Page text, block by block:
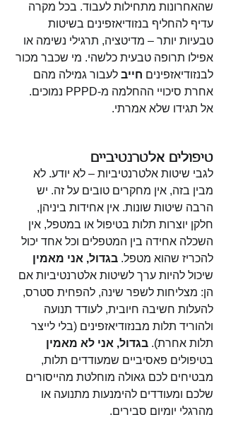
שהאחרונות מתחילות לעבוד. בכל מקרה
עדיף להחליף בנזודיאזפינים בשיטות
טבעיות יותר – מדיטציה, תרגילי נשימה או
אפילו תרופה טבעית כלשהי. מי שכבר מכור
לבנזודיאזפינים חייב לעבור גמילה מהם
אחרת סיכויי ההחלמה מ-PPPD נמוכים.
אל תגידו שלא אמרתי.
טיפולים אלטרנטיביים
לגבי שיטות אלטרנטיביות – לא יודע. לא
מבין בזה, אין מחקרים טובים על זה. יש
הרבה שיטות שונות. אין אחידות ביניהן,
חלקן יוצרות תלות בטיפול או במטפל, אין
השכלה אחידה בין המטפלים וכל אחד יכול
להכריז שהוא מטפל. בגדול, אני מאמין
שיכול להיות ערך לשיטות אלטרנטיביות אם
הן: מצליחות לשפר שינה, להפחית סטרס,
להעלות חשיבה חיובית, לעודד תנועה
ולהוריד תלות מבנזודיאזפינים (בלי לייצר
תלות אחרת). בגדול, אני לא מאמין
בטיפולים פאסיביים שמעודדים תלות,
מבטיחים לכם גאולה מוחלטת מהייסורים
שלכם ומעודדים להימנעות מתנועה או
מהרגלי יומיום סבירים.